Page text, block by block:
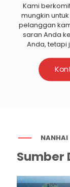
Kami
mungkin
pelanggan
saran Anda
Anda, tetapi
NANHAI
Sumber